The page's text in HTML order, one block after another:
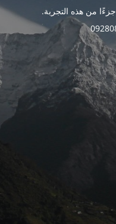
من هذه التجربة.